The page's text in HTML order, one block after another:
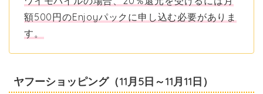
額500円のEnjoyパックに申し込む必要がありま
す。
ヤフーショッピング（11月5日～11月11日）